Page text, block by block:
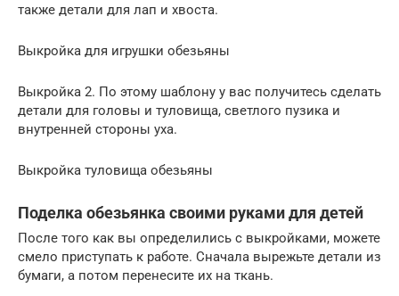
также детали для лап и хвоста.
Выкройка для игрушки обезьяны
Выкройка 2. По этому шаблону у вас получитесь сделать
детали для головы и туловища, светлого пузика и
внутренней стороны уха.
Выкройка туловища обезьяны
Поделка обезьянка своими руками для детей
После того как вы определились с выкройками, можете
смело приступать к работе. Сначала вырежьте детали из
бумаги, а потом перенесите их на ткань.